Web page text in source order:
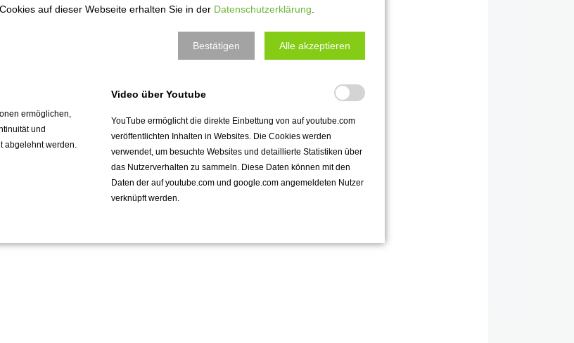
auf dieser Webseite erhalten Sie in der Datenschutzerklärung
Bestätigen Alle akzeptieren
ermöglichen,
und
abgelehnt werden.
Video über Youtube
YouTube ermöglicht die direkte Einbettung von auf youtube.com
veröffentlichten Inhalten in Websites. Die Cookies werden
verwendet, um besuchte Websites und detaillierte Statistiken über
das Nutzerverhalten zu sammeln. Diese Daten können mit den
Daten der auf youtube.com und google.com angemeldeten Nutzer
verknüpft werden.